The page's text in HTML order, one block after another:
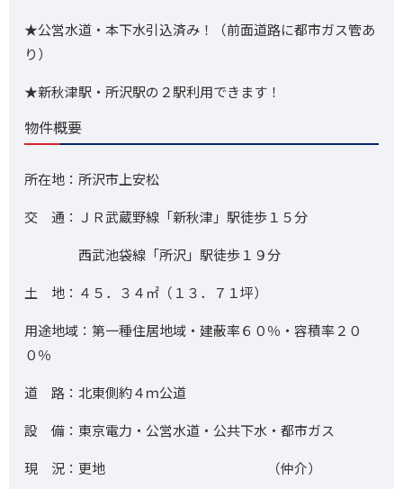
★公営水道・本下水引込済み！（前面道路に都市ガス管あ
り）
★新秋津駅・所沢駅の２駅利用できます！
物件概要
所在地：所沢市上安松
交 通：ＪＲ武蔵野線「新秋津」駅徒歩１５分
西武池袋線「所沢」駅徒歩１９分
土 地：４５．３４㎡（１３．７１坪）
用途地域：第一種住居地域・建蔽率６０％・容積率２０
０％
道 路：北東側約４ｍ公道
設 備：東京電力・公営水道・公共下水・都市ガス
現 況：更地 （仲介）